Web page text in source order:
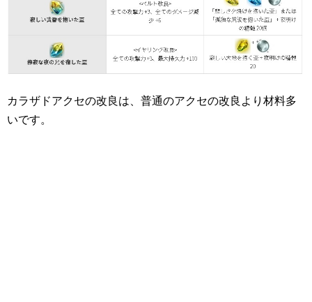
カラザドアクセの改良は、普通のアクセの改良より材料多
いです。